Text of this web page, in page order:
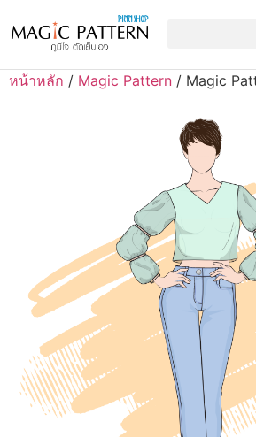
หน้าหลัก / Magic Pattern / Magic